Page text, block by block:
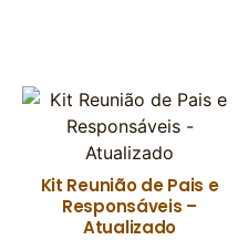
Kit Reunião de Pais e
Responsáveis –
Atualizado